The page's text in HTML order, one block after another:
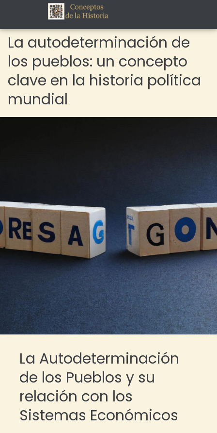
La autodeterminación de
los pueblos: un concepto
clave en la historia política
mundial
La Autodeterminación
de los Pueblos y su
relación con los
Sistemas Económicos